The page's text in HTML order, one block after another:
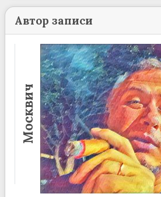
Автор записи
Москвич